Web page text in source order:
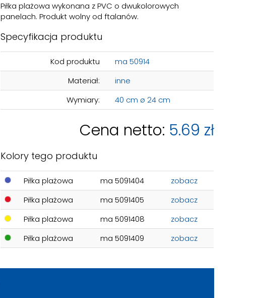
Piłka plażowa wykonana z PVC o dwukolorowych
panelach. Produkt wolny od ftalanów.
Specyfikacja produktu
Kod produktu
ma 50914
Materiał:
inne
Wymiary:
40 cm ø 24 cm
Cena netto: 5.69 zł
Kolory tego produktu
Piłka plażowa ma 5091404
zobacz
Piłka plażowa
ma 5091405
zobacz
Piłka plażowa
ma 5091408
zobacz
Piłka plażowa
ma 5091409 zobacz